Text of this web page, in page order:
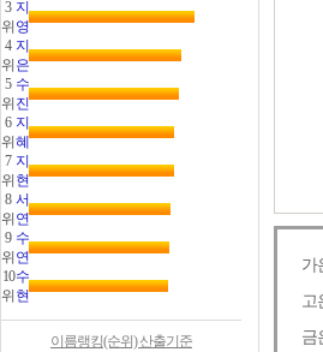
3
위
지
영
4
위
지
은
5
위
수
진
6
위
지
혜
7
위
지
현
8
위
서
연
9
위
수
연
10
위
수
현
이름랭킹(순위) 산출기준